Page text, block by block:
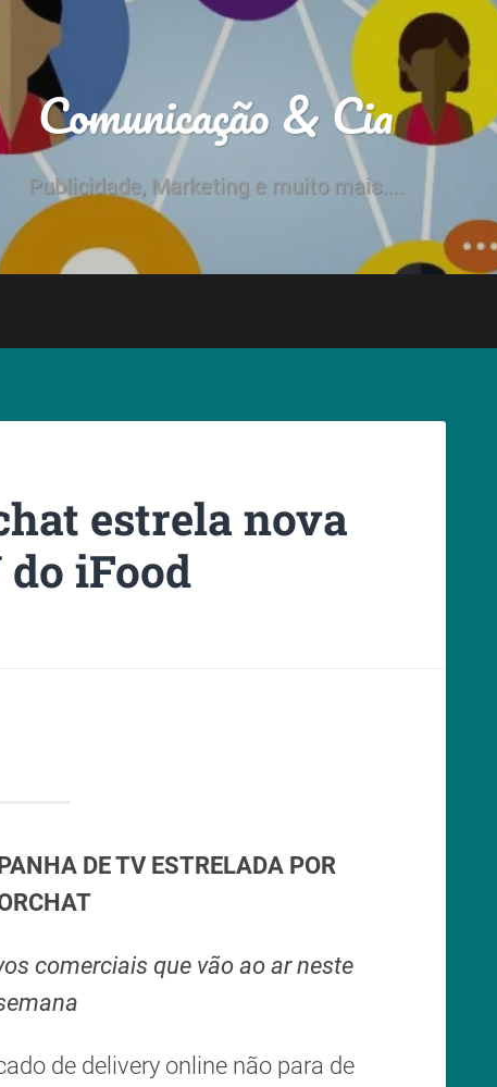
Comunicação & Cia
Publicidade, Marketing e muito mais....
estrela nova
iFood
DE TV ESTRELADA POR
comerciais que vão ao ar neste
de delivery online não para de